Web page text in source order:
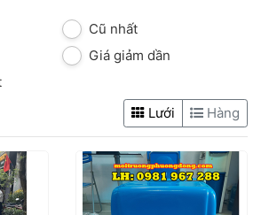
Cũ nhất
Giá giảm dần
Lưới
Hàng